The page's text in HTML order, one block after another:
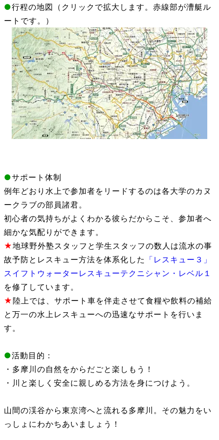
●行程の地図（クリックで拡大します。赤線部が漕艇ル
ートです。）
●サポート体制
例年どおり水上で参加者をリードするのは各大学のカヌ
ークラブの部員諸君。
初心者の気持ちがよくわかる彼らだからこそ、参加者へ
細かな気配りができます。
★地球野外塾スタッフと学生スタッフの数人は流水の事
故予防とレスキュー方法を体系化した 「レスキュー３」
スイフトウォーターレスキューテクニシャン・レベル１
を修了しています。
★陸上では、サポート車を伴走させて食糧や飲料の補給
と万一の水上レスキューへの迅速なサポートを行いま
す。
●活動目的：
・多摩川の自然をからだごと楽しもう！
・川と楽しく安全に親しめる方法を身につけよう。
山間の渓谷から東京湾へと流れる多摩川。その魅力をい
っしょにわかちあいましょう！